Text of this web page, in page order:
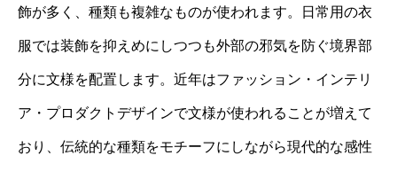
飾が多く、種類も複雑なものが使われます。日常用の衣
服では装飾を抑えめにしつつも外部の邪気を防ぐ境界部
分に文様を配置します。近年はファッション・インテリ
ア・プロダクトデザインで文様が使われることが増えて
おり、伝統的な種類をモチーフにしながら現代的な感性